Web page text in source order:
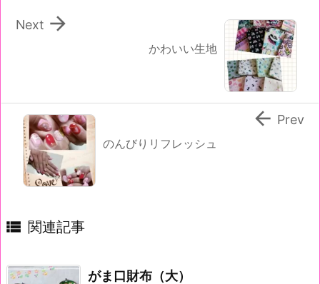
かわいい生地

Next
のんびりリフレッシュ
 Prev
 関連記事
がま口財布（大）